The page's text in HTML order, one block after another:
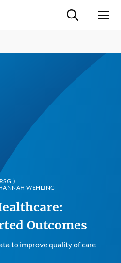
Suche ein-/
WEHLING
Outcomes
to improve quality of care